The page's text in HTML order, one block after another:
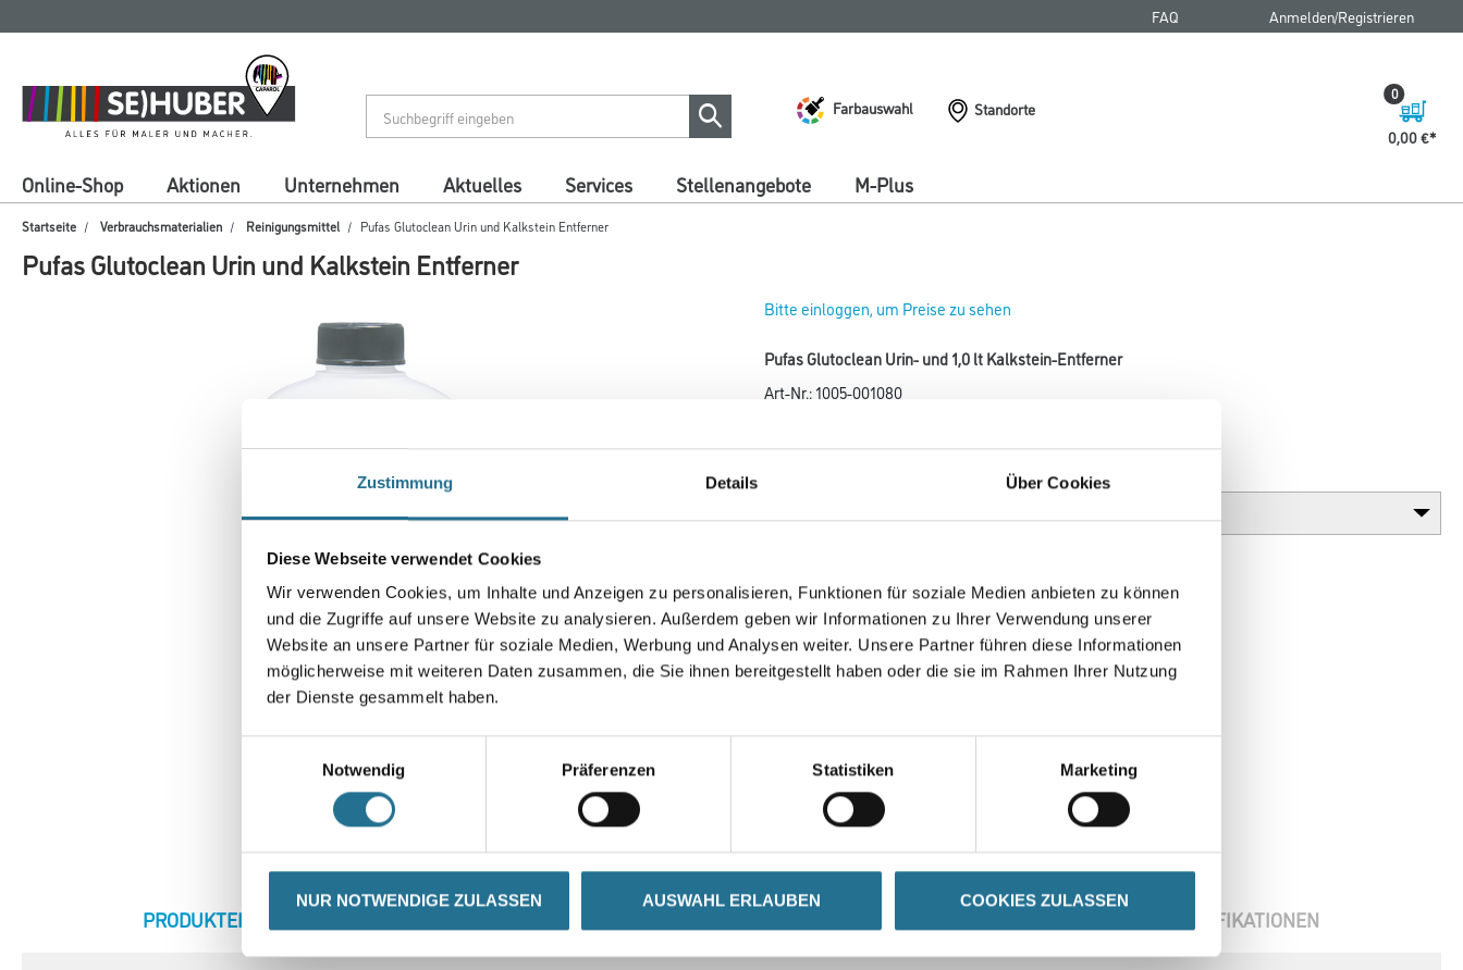
Zustimmung Details Über Cookies
Diese Webseite verwendet Cookies
Wir verwenden Cookies, um Inhalte und Anzeigen zu personalisieren, Funktionen für soziale Medien anbieten zu können
und die Zugriffe auf unsere Website zu analysieren. Außerdem geben wir Informationen zu Ihrer Verwendung unserer
Website an unsere Partner für soziale Medien, Werbung und Analysen weiter. Unsere Partner führen diese Informationen
möglicherweise mit weiteren Daten zusammen, die Sie ihnen bereitgestellt haben oder die sie im Rahmen Ihrer Nutzung
der Dienste gesammelt haben.
Notwendig
Präferenzen Statistiken Marketing
NUR NOTWENDIGE ZULASSEN AUSWAHL ERLAUBEN COOKIES ZULASSEN
springen
springen
FAQ Anmelden/Registrieren
Farbauswahl
Standorte
0,00 €
0
Online-Shop Aktionen Unternehmen Aktuelles Services Stellenangebote M-Plus
Startseite Verbrauchsmaterialien Reinigungsmittel Pufas Glutoclean Urin und Kalkstein Entferner
Pufas Glutoclean Urin und Kalkstein Entferner
Bitte einloggen, um Preise zu sehen
Pufas Glutoclean Urin- und 1,0 lt Kalkstein-Entferner
Art-Nr.:1005-001080
Umrechnungsfaktoren
CURRENT
PRODUKTEIGENSCHAFTEN SPEZIFIKATIONEN